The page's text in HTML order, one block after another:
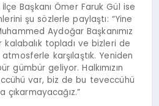
Başkanı Ömer Faruk Gül ise
şu sözlerle paylaştı: “Yine
Aydoğar Başkanımız
kalabalık topladı ve bizleri de
karşılaştık. Yeniden
gümbür geliyor. Halkımızın
var, biz de bu teveccühü
çıkarmayacağız.”